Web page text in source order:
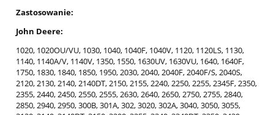
Zastosowanie:
John Deere:
1020, 1020OU/VU, 1030, 1040, 1040F, 1040V, 1120, 1120LS, 1130,
1140, 1140A/V, 1140V, 1350, 1550, 1630UV, 1630VU, 1640, 1640F,
1750, 1830, 1840, 1850, 1950, 2030, 2040, 2040F, 2040F/S, 2040S,
2120, 2130, 2140, 2140DT, 2150, 2155, 2240, 2250, 2255, 2345F, 2350,
2355, 2440, 2450, 2550, 2555, 2630, 2640, 2650, 2750, 2755, 2840,
2850, 2940, 2950, 300B, 301A, 302, 3020, 302A, 3040, 3050, 3055,